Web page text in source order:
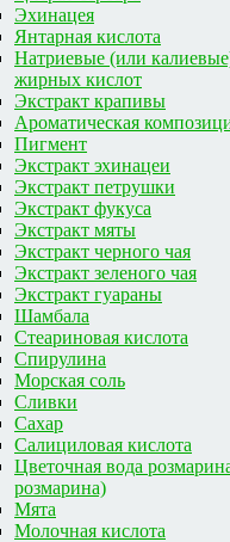
Эхинацея
Янтарная кислота
Натриевые (или
жирных кислот
Экстракт крапивы
Ароматическая
Пигмент
Экстракт эхинацеи
Экстракт петрушки
Экстракт фукуса
Экстракт мяты
Экстракт черного чая
Экстракт зеленого чая
Экстракт гуараны
Шамбала
Стеариновая кислота
Спирулина
Морская соль
Сливки
Сахар
Салициловая кислота
Цветочная вода
розмарина)
Мята
Молочная кислота